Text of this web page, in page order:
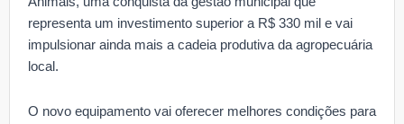
representa um investimento superior a R$ 330 mil e vai
impulsionar ainda mais a cadeia produtiva da agropecuária
local.
O novo equipamento vai oferecer melhores condições para